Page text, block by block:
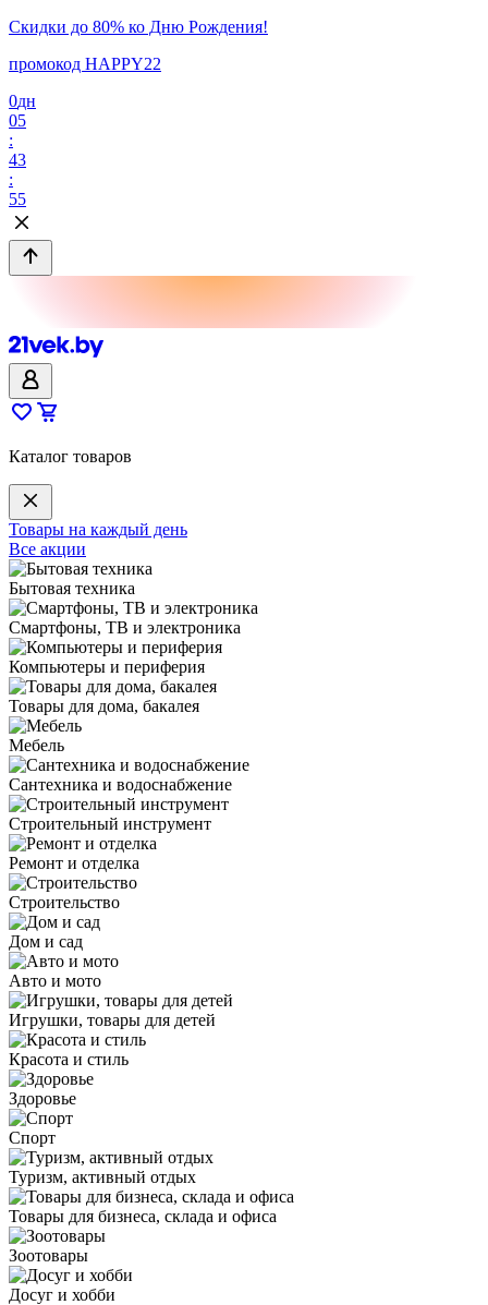
Скидки до 80% ко Дню Рождения!
промокод HAPPY22
0дн
05
:
43
:
55
Каталог товаров
Товары на каждый день
Все акции
Бытовая техника
Смартфоны, ТВ и электроника
Компьютеры и периферия
Товары для дома, бакалея
Мебель
Сантехника и водоснабжение
Строительный инструмент
Ремонт и отделка
Строительство
Дом и сад
Авто и мото
Игрушки, товары для детей
Красота и стиль
Здоровье
Спорт
Туризм, активный отдых
Товары для бизнеса, склада и офиса
Зоотовары
Досуг и хобби